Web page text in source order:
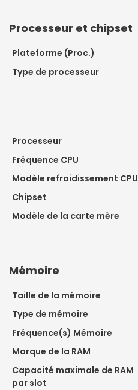
Processeur et chipset
Plateforme (Proc.)
Type de processeur
Processeur
Fréquence CPU
Modèle refroidissement CPU
Chipset
Modèle de la carte mère
Mémoire
Taille de la mémoire
Type de mémoire
Fréquence(s) Mémoire
Marque de la RAM
Capacité maximale de RAM
par slot